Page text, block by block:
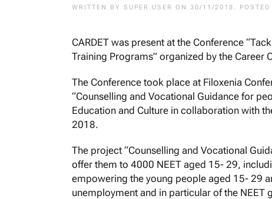
WRITTEN BY SUPER USER ON 30/11/2018 .
CARDET was present at the Conference
Training Programs” organized by the Career
The Conference took place at Filoxenia
“Counselling and Vocational Guidance for
Education and Culture in collaboration with
2018.
The project “Counselling and Vocational
offer them to 4000 NEET aged 15- 29,
empowering the young people aged 15- 29
unemployment and in particular of the NEET